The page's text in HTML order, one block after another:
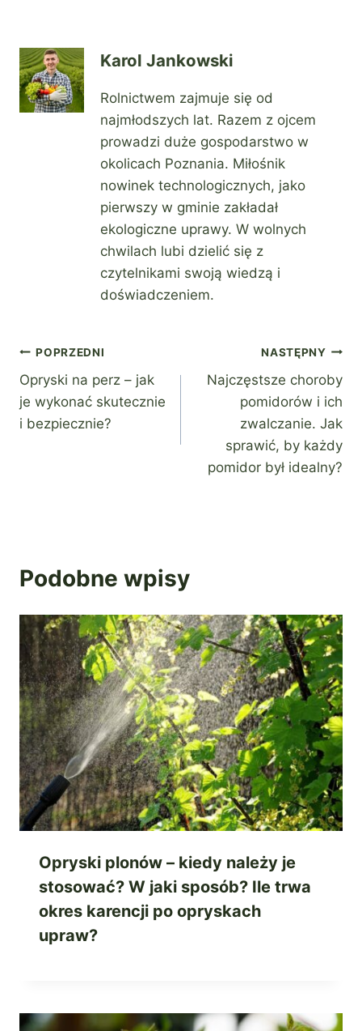
Karol Jankowski
Rolnictwem zajmuje się od
najmłodszych lat. Razem z ojcem
prowadzi duże gospodarstwo w
okolicach Poznania. Miłośnik
nowinek technologicznych, jako
pierwszy w gminie zakładał
ekologiczne uprawy. W wolnych
chwilach lubi dzielić się z
czytelnikami swoją wiedzą i
doświadczeniem.
Nawigacja
wpisu
POPRZEDNI
Opryski na perz – jak
je wykonać skutecznie
i bezpiecznie?
NASTĘPNY
Najczęstsze choroby
pomidorów i ich
zwalczanie. Jak
sprawić, by każdy
pomidor był idealny?
Podobne wpisy
Opryski plonów – kiedy należy je
stosować? W jaki sposób? Ile trwa
okres karencji po opryskach
upraw?